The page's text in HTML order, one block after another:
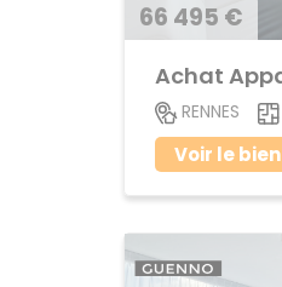
66 495 €
RENNES
Voir le bien